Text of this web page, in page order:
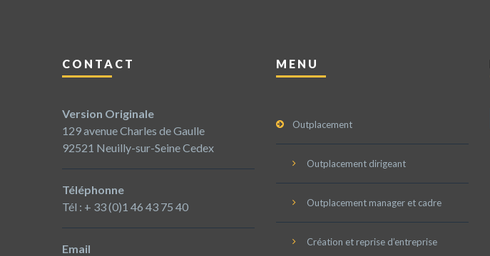
CONTACT
Version Originale
129 avenue Charles de Gaulle
92521 Neuilly-sur-Seine Cedex
Téléphonne
Tél : + 33 (0)1 46 43 75 40
Email
MENU
Outplacement
Outplacement dirigeant
Outplacement manager et cadre
Création et reprise d’entreprise